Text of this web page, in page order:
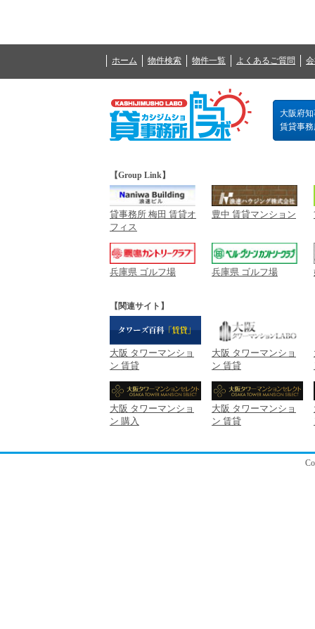
ホーム 物件検索 物件一覧 よくあるご質問
大阪府
賃貸事
【Group Link】
貸事務所 梅田 賃貸オ
フィス
豊中 賃貸マンション
兵庫県 ゴルフ場 兵庫県 ゴルフ場
【関連サイト】
大阪 タワーマンショ
ン 賃貸
大阪 タワーマンショ
ン 賃貸
大阪 タワーマンショ
ン 購入
大阪 タワーマンショ
ン 賃貸